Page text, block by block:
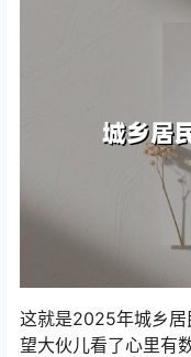
这就是2025年城乡居
望大伙儿看了心里有